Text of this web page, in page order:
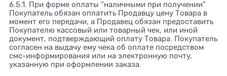
6.5.1. При форме оплаты “наличными при получении”
Покупатель обязан оплатить Продавцу цену Товара в
момент его передачи, а Продавец обязан предоставить
Покупателю кассовый или товарный чек, или иной
документ, подтверждающий оплату Товара. Покупатель
согласен на выдачу ему чека об оплате посредством
смс-информирования или на электронную почту,
указанную при оформлении заказа.